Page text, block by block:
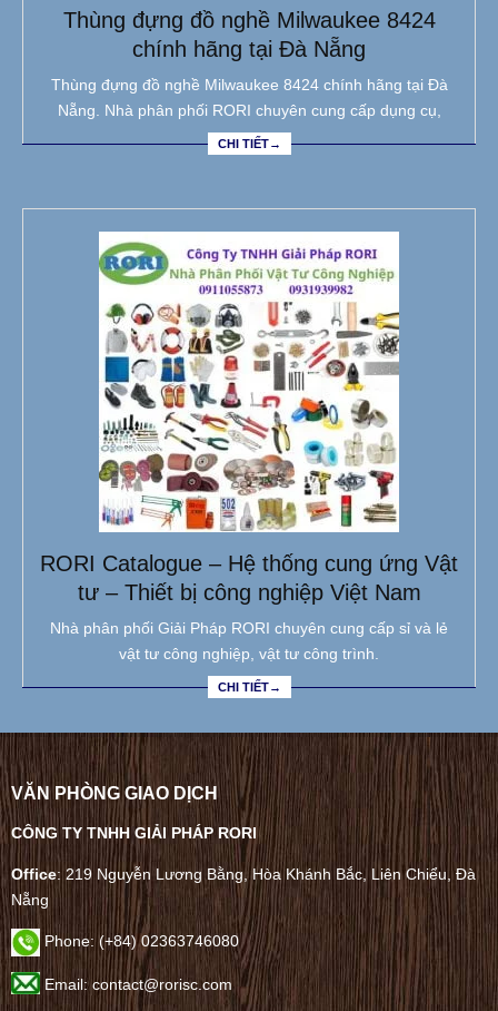
Thùng đựng đồ nghề Milwaukee 8424
chính hãng tại Đà Nẵng
Thùng đựng đồ nghề Milwaukee 8424 chính hãng tại Đà
Nẵng. Nhà phân phối RORI chuyên cung cấp dụng cụ,
CHI TIẾT→
RORI Catalogue – Hệ thống cung ứng Vật
tư – Thiết bị công nghiệp Việt Nam
Nhà phân phối Giải Pháp RORI chuyên cung cấp sỉ và lẻ
vật tư công nghiệp, vật tư công trình.
CHI TIẾT→
VĂN PHÒNG GIAO DỊCH
CÔNG TY TNHH GIẢI PHÁP RORI
Office: 219 Nguyễn Lương Bằng, Hòa Khánh Bắc, Liên Chiểu, Đà
Nẵng
Phone:(+84) 02363746080
Email: contact@rorisc.com